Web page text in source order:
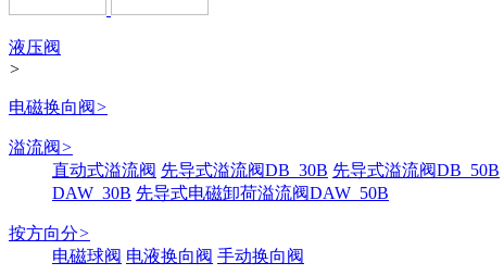
液压阀
>
电磁换向阀>
溢流阀>
直动式溢流阀 先导式溢流阀DB_30B 先导式溢流阀DB_50B
DAW_30B 先导式电磁卸荷溢流阀DAW_50B
按方向分>
电磁球阀 电液换向阀 手动换向阀